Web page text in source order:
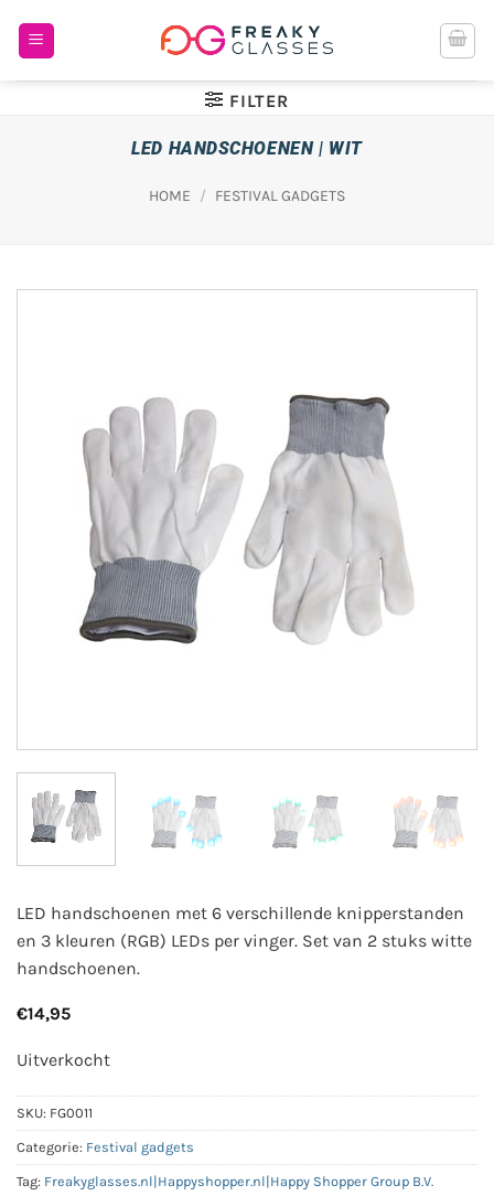
naar
FILTER
LED HANDSCHOENEN | WIT
HOME / FESTIVAL GADGETS
LED handschoenen met 6 verschillende knipperstanden
en 3 kleuren (RGB) LEDs per vinger. Set van 2 stuks witte
handschoenen.
€14,95
Uitverkocht
SKU: FG0011
Categorie: Festival gadgets
Tag: Freakyglasses.nl|Happyshopper.nl|Happy Shopper Group B.V.